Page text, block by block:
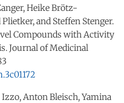
Heike Brötz-
and Steffen Stenger.
Compounds with Activity
Journal of Medicinal
Anton Bleisch, Yamina